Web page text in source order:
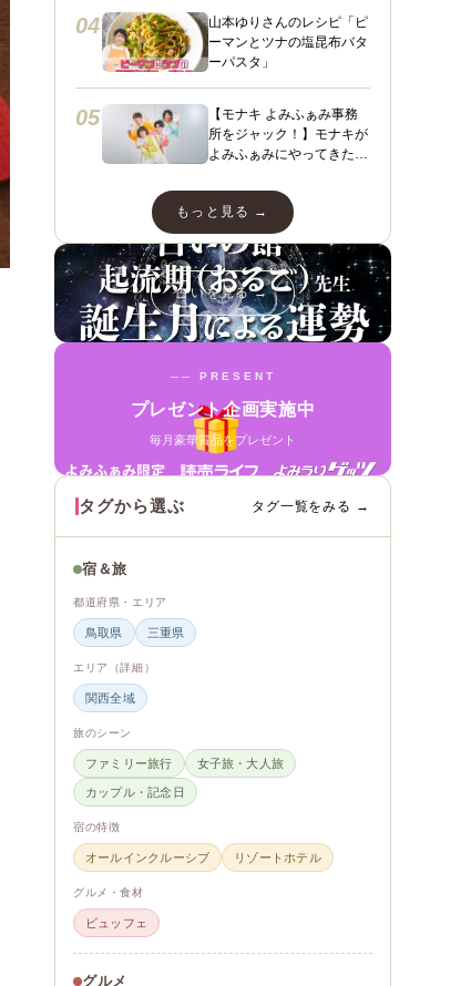
04
山本ゆりさんのレシピ「ピ
ーマンとツナの塩昆布バタ
ーパスタ」
05
【モナキ よみふぁみ事務
所をジャック！】モナキが
よみふぁみにやってきた！
ダンスあり☆スペシャルイ
ンタビューも＼（＾ ＾）
／
もっと見る →
占いを見る →
── PRESENT
プレゼント企画実施中
毎月豪華賞品をプレゼント
タグから選ぶ タグ一覧をみる →
宿＆旅
都道府県・エリア
鳥取県 三重県
エリア（詳細）
関西全域
旅のシーン
ファミリー旅行 女子旅・大人旅
カップル・記念日
宿の特徴
オールインクルーシブ リゾートホテル
グルメ・食材
ビュッフェ
グルメ